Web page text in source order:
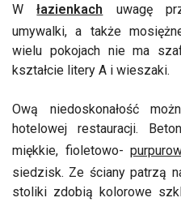
Włazienkach uwagę
umywalki, a także
wielu pokojach nie ma
kształcie litery A i wieszaki.
Ową niedoskonałość
hotelowej restauracji.
miękkie, fioletowo-
siedzisk. Ze ściany patrzą
stoliki zdobią kolorowe